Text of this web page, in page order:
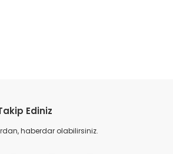
Ediniz
haberdar olabilirsiniz.